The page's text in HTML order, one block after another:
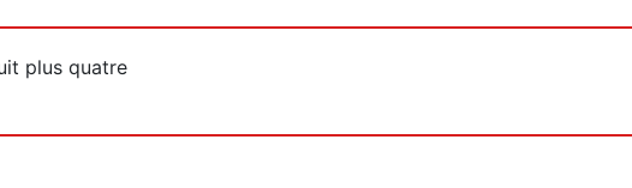
plus quatre